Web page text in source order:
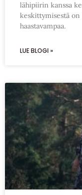
lähipiirin kanssa
keskittymisestä
haastavampaa.
LUE BLOGI »